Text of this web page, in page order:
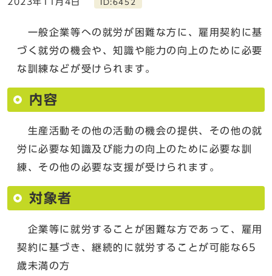
ID:6452
一般企業等への就労が困難な方に、雇用契約に基
づく就労の機会や、知識や能力の向上のために必要
な訓練などが受けられます。
内容
生産活動その他の活動の機会の提供、その他の就
労に必要な知識及び能力の向上のために必要な訓
練、その他の必要な支援が受けられます。
対象者
企業等に就労することが困難な方であって、雇用
契約に基づき、継続的に就労することが可能な65
歳未満の方